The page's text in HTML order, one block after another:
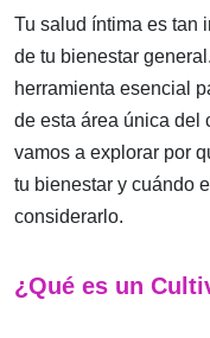
Tu salud íntima es tan
de tu bienestar
herramienta esencial
de esta área única del
vamos a explorar por
tu bienestar y cuándo
considerarlo.
¿Qué es un